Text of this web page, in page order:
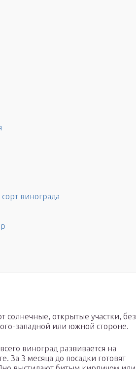
винограда
солнечные, открытые участки, без
западной или южной стороне.
виноград развивается на
За 3 месяца до посадки готовят